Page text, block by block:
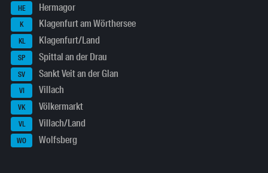
HE Hermagor
K Klagenfurt am Wörthersee
KL Klagenfurt/Land
SP Spittal an der Drau
SV Sankt Veit an der Glan
VI Villach
VK Völkermarkt
VL Villach/Land
WO Wolfsberg